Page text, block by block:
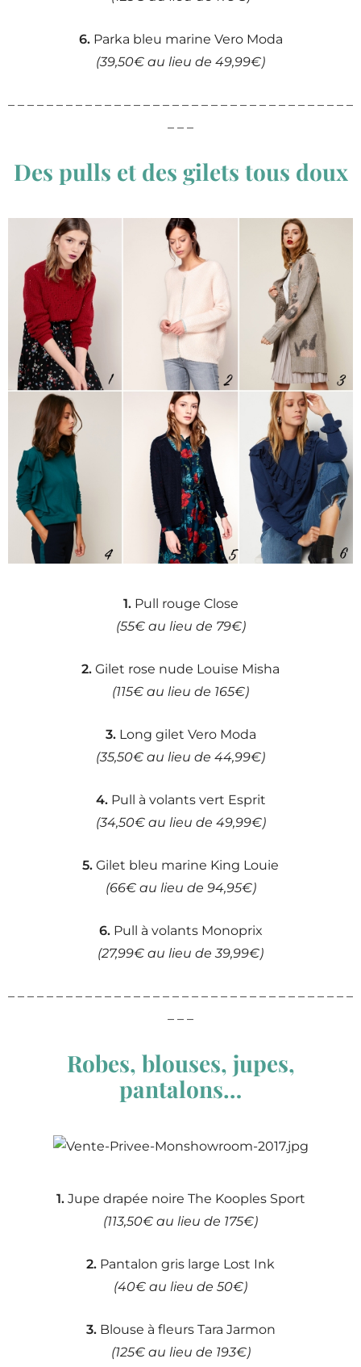
6.Parka bleu marine Vero Moda
(39,50€ au lieu de 49,99€)
– – – – – – – – – – – – – – – – – – – – – – – – – – – – – – – – – – – –
– – –
Des pulls et des gilets tous doux
1.Pull rouge Close
(55€ au lieu de 79€)
2. Gilet rose nude Louise Misha
(115€ au lieu de 165€)
3.Long gilet Vero Moda
(35,50€ au lieu de 44,99€)
4.Pull à volants vert Esprit
(34,50€ au lieu de 49,99€)
5. Gilet bleu marine King Louie
(66€ au lieu de 94,95€)
6.Pull à volants Monoprix
(27,99€ au lieu de 39,99€)
– – – – – – – – – – – – – – – – – – – – – – – – – – – – – – – – – – – –
– – –
Robes, blouses, jupes,
pantalons…
1.Jupe drapée noire The Kooples Sport
(113,50€ au lieu de 175€)
2. Pantalon gris large Lost Ink
(40€ au lieu de 50€)
3.Blouse à fleurs Tara Jarmon
(125€ au lieu de 193€)